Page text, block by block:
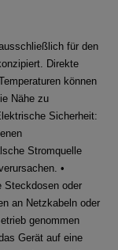
für den
Direkte
können
Nähe zu
Sicherheit:
Stromquelle
•
Steckdosen oder
an Netzkabeln oder
genommen
Gerät auf eine